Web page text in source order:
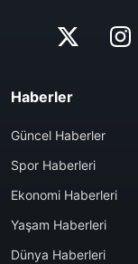
Haberler
Güncel Haberler
Spor Haberleri
Ekonomi Haberleri
Yaşam Haberleri
Dünya Haberleri